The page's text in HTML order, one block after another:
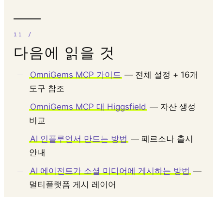
다음에 읽을 것
OmniGems MCP 가이드 — 전체 설정 + 16개
도구 참조
OmniGems MCP 대 Higgsfield — 자산 생성
비교
AI 인플루언서 만드는 방법 — 페르소나 출시
안내
AI 에이전트가 소셜 미디어에 게시하는 방법 —
멀티플랫폼 게시 레이어